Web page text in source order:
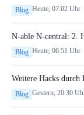
Blog Heute, 07:02 Uhr
N-able N-central: 2.
Blog Heute, 06:51 Uhr
Weitere Hacks
Blog Gestern, 20:30